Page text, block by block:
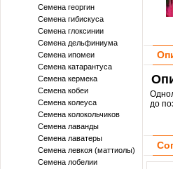
Семена георгин
Семена гибискуса
Семена глоксинии
Семена дельфиниума
Семена ипомеи
Семена катарантуса
Семена кермека
Семена кобеи
Семена колеуса
Семена колокольчиков
Семена лаванды
Семена лаватеры
Семена левкоя (маттиолы)
Семена лобелии
до